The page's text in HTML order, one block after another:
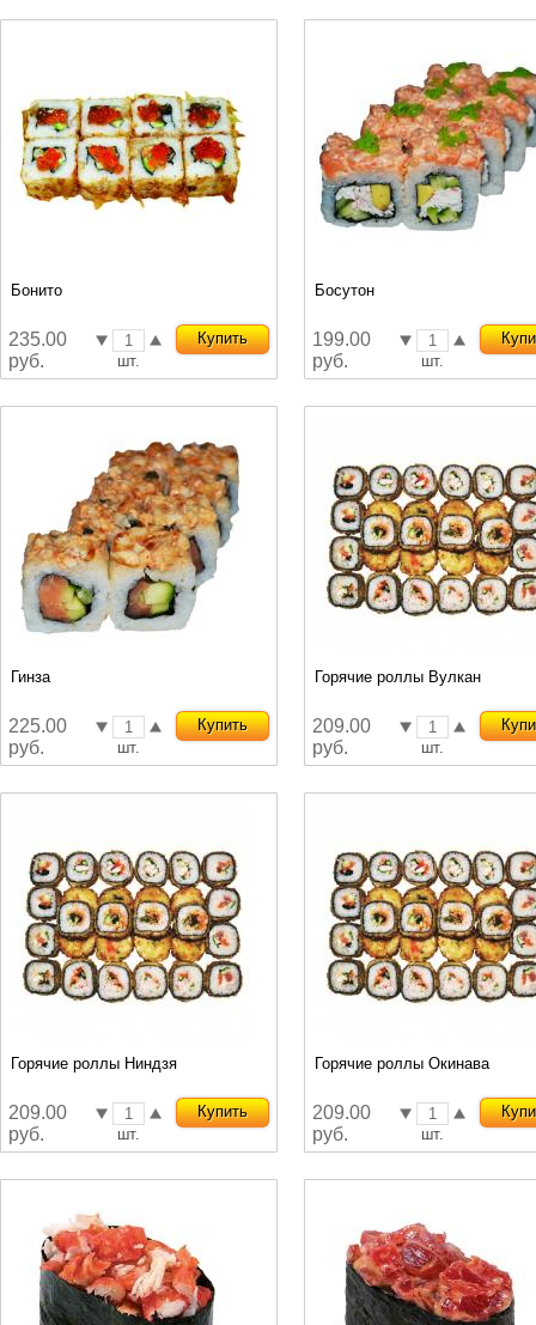
Бонито
235.00
руб.
шт.
Купить
Босутон
199.00
руб.
шт.
Гинза
225.00
руб.
шт.
Купить
Горячие роллы Вулкан
209.00
руб.
шт.
Горячие роллы Ниндзя
209.00
руб.
шт.
Купить
Горячие роллы Окинава
209.00
руб.
шт.